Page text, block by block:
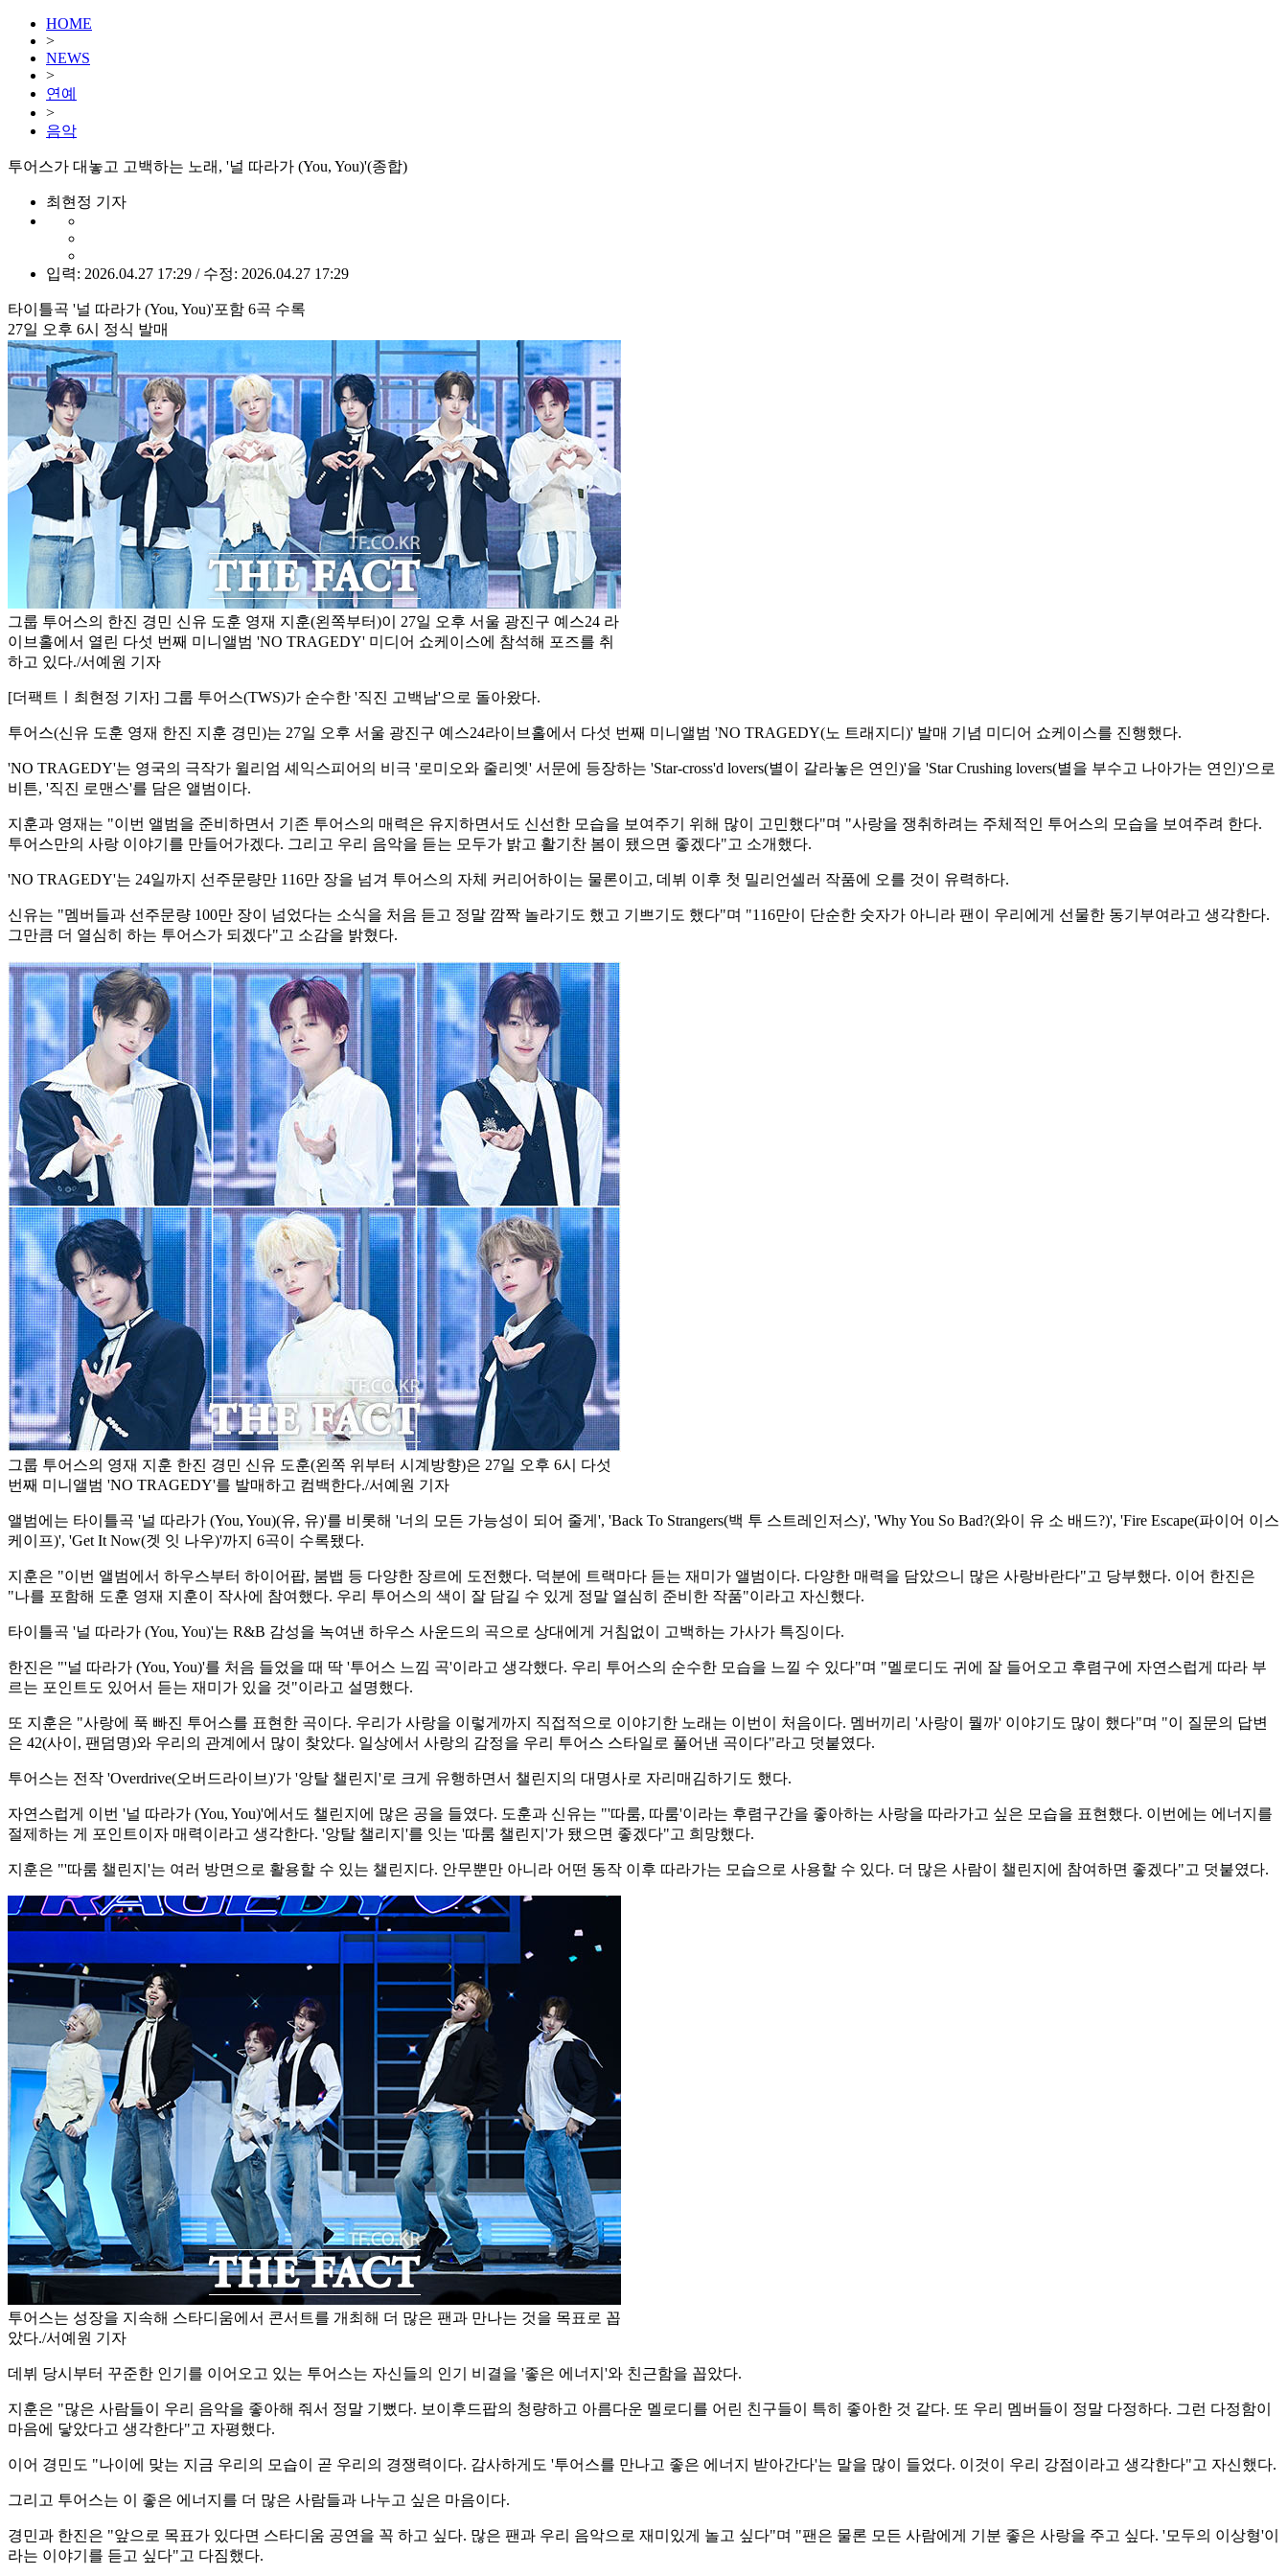
HOME
>
NEWS
>
연예
>
음악
투어스가 대놓고 고백하는 노래, '널 따라가 (You, You)'(종합)
최현정 기자
입력: 2026.04.27 17:29 / 수정: 2026.04.27 17:29
타이틀곡 '널 따라가 (You, You)'포함 6곡 수록
27일 오후 6시 정식 발매
그룹 투어스의 한진 경민 신유 도훈 영재 지훈(왼쪽부터)이 27일 오후 서울 광진구 예스24 라
이브홀에서 열린 다섯 번째 미니앨범 'NO TRAGEDY' 미디어 쇼케이스에 참석해 포즈를 취
하고 있다./서예원 기자
[더팩트ㅣ최현정 기자] 그룹 투어스(TWS)가 순수한 '직진 고백남'으로 돌아왔다.
투어스(신유 도훈 영재 한진 지훈 경민)는 27일 오후 서울 광진구 예스24라이브홀에서 다섯 번째 미니앨범 'NO TRAGEDY(노 트래지디)' 발매 기념 미디어 쇼케이스를 진행했다.
'NO TRAGEDY'는 영국의 극작가 윌리엄 셰익스피어의 비극 '로미오와 줄리엣' 서문에 등장하는 'Star-cross'd lovers(별이 갈라놓은 연인)'을 'Star Crushing lovers(별을 부수고 나아가는 연인)'으로
비튼, '직진 로맨스'를 담은 앨범이다.
지훈과 영재는 "이번 앨범을 준비하면서 기존 투어스의 매력은 유지하면서도 신선한 모습을 보여주기 위해 많이 고민했다"며 "사랑을 쟁취하려는 주체적인 투어스의 모습을 보여주려 한다.
투어스만의 사랑 이야기를 만들어가겠다. 그리고 우리 음악을 듣는 모두가 밝고 활기찬 봄이 됐으면 좋겠다"고 소개했다.
'NO TRAGEDY'는 24일까지 선주문량만 116만 장을 넘겨 투어스의 자체 커리어하이는 물론이고, 데뷔 이후 첫 밀리언셀러 작품에 오를 것이 유력하다.
신유는 "멤버들과 선주문량 100만 장이 넘었다는 소식을 처음 듣고 정말 깜짝 놀라기도 했고 기쁘기도 했다"며 "116만이 단순한 숫자가 아니라 팬이 우리에게 선물한 동기부여라고 생각한다.
그만큼 더 열심히 하는 투어스가 되겠다"고 소감을 밝혔다.
그룹 투어스의 영재 지훈 한진 경민 신유 도훈(왼쪽 위부터 시계방향)은 27일 오후 6시 다섯
번째 미니앨범 'NO TRAGEDY'를 발매하고 컴백한다./서예원 기자
앨범에는 타이틀곡 '널 따라가 (You, You)(유, 유)'를 비롯해 '너의 모든 가능성이 되어 줄게', 'Back To Strangers(백 투 스트레인저스)', 'Why You So Bad?(와이 유 소 배드?)', 'Fire Escape(파이어 이스
케이프)', 'Get It Now(겟 잇 나우)'까지 6곡이 수록됐다.
지훈은 "이번 앨범에서 하우스부터 하이어팝, 붐뱁 등 다양한 장르에 도전했다. 덕분에 트랙마다 듣는 재미가 앨범이다. 다양한 매력을 담았으니 많은 사랑바란다"고 당부했다. 이어 한진은
"나를 포함해 도훈 영재 지훈이 작사에 참여했다. 우리 투어스의 색이 잘 담길 수 있게 정말 열심히 준비한 작품"이라고 자신했다.
타이틀곡 '널 따라가 (You, You)'는 R&B 감성을 녹여낸 하우스 사운드의 곡으로 상대에게 거침없이 고백하는 가사가 특징이다.
한진은 "'널 따라가 (You, You)'를 처음 들었을 때 딱 '투어스 느낌 곡'이라고 생각했다. 우리 투어스의 순수한 모습을 느낄 수 있다"며 "멜로디도 귀에 잘 들어오고 후렴구에 자연스럽게 따라 부
르는 포인트도 있어서 듣는 재미가 있을 것"이라고 설명했다.
또 지훈은 "사랑에 푹 빠진 투어스를 표현한 곡이다. 우리가 사랑을 이렇게까지 직접적으로 이야기한 노래는 이번이 처음이다. 멤버끼리 '사랑이 뭘까' 이야기도 많이 했다"며 "이 질문의 답변
은 42(사이, 팬덤명)와 우리의 관계에서 많이 찾았다. 일상에서 사랑의 감정을 우리 투어스 스타일로 풀어낸 곡이다"라고 덧붙였다.
투어스는 전작 'Overdrive(오버드라이브)'가 '앙탈 챌린지'로 크게 유행하면서 챌린지의 대명사로 자리매김하기도 했다.
자연스럽게 이번 '널 따라가 (You, You)'에서도 챌린지에 많은 공을 들였다. 도훈과 신유는 "'따룸, 따룸'이라는 후렴구간을 좋아하는 사랑을 따라가고 싶은 모습을 표현했다. 이번에는 에너지를
절제하는 게 포인트이자 매력이라고 생각한다. '앙탈 챌리지'를 잇는 '따룸 챌린지'가 됐으면 좋겠다"고 희망했다.
지훈은 "'따룸 챌린지'는 여러 방면으로 활용할 수 있는 챌린지다. 안무뿐만 아니라 어떤 동작 이후 따라가는 모습으로 사용할 수 있다. 더 많은 사람이 챌린지에 참여하면 좋겠다"고 덧붙였다.
투어스는 성장을 지속해 스타디움에서 콘서트를 개최해 더 많은 팬과 만나는 것을 목표로 꼽
았다./서예원 기자
데뷔 당시부터 꾸준한 인기를 이어오고 있는 투어스는 자신들의 인기 비결을 '좋은 에너지'와 친근함을 꼽았다.
지훈은 "많은 사람들이 우리 음악을 좋아해 줘서 정말 기뻤다. 보이후드팝의 청량하고 아름다운 멜로디를 어린 친구들이 특히 좋아한 것 같다. 또 우리 멤버들이 정말 다정하다. 그런 다정함이
마음에 닿았다고 생각한다"고 자평했다.
이어 경민도 "나이에 맞는 지금 우리의 모습이 곧 우리의 경쟁력이다. 감사하게도 '투어스를 만나고 좋은 에너지 받아간다'는 말을 많이 들었다. 이것이 우리 강점이라고 생각한다"고 자신했다.
그리고 투어스는 이 좋은 에너지를 더 많은 사람들과 나누고 싶은 마음이다.
경민과 한진은 "앞으로 목표가 있다면 스타디움 공연을 꼭 하고 싶다. 많은 팬과 우리 음악으로 재미있게 놀고 싶다"며 "팬은 물론 모든 사람에게 기분 좋은 사랑을 주고 싶다. '모두의 이상형'이
라는 이야기를 듣고 싶다"고 다짐했다.